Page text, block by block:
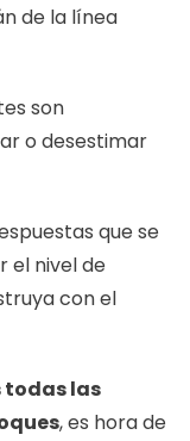
de la línea
son
o desestimar
que se
el nivel de
con el
todas las
, es hora de